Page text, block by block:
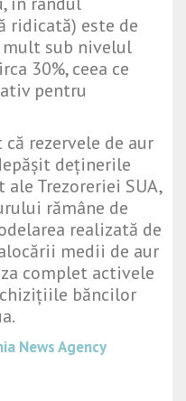
ridicată) este de
mult sub nivelul
30%, ceea ce
pentru
rezervele de aur
deținerile
Trezoreriei SUA,
rămâne de
realizată de
medii de aur
complet activele
băncilor
News Agency